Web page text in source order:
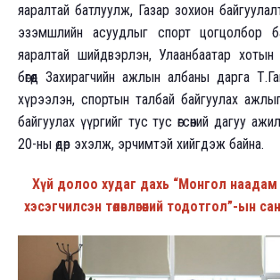
яаралтай батлуулж, Газар зохион
эзэмшлийн асуудлыг спорт цогцолбор
яаралтай шийдвэрлэн, Улаанбаатар хотын
бөгөөд Захирагчийн ажлын албаны дарга
хүрээлэн, спортын талбай байгуулах
байгуулах үүргийг тус тус өгсөний дагуу
20-ны өдөр эхэлж, эрчимтэй хийгдэж байна.
Хүй долоо худаг дахь “Монгол
хэсэгчилсэн төлөвлөгөөний тодотгол”-ын